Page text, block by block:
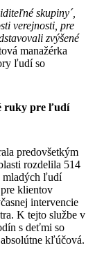
skupiny´,
verejnosti, pre
zvýšené
manažérka
ľudí so
ruky pre ľudí
predovšetkým
rozdelila 514
mladých ľudí
klientov
intervencie
K tejto službe v
s deťmi so
kľúčová.